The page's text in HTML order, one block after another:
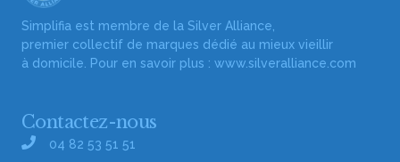
Simplifia est membre de la Silver Alliance,
premier collectif de marques dédié au mieux vieillir
à domicile. Pour en savoir plus : www.silveralliance.com
Contactez-nous
04 82 53 51 51